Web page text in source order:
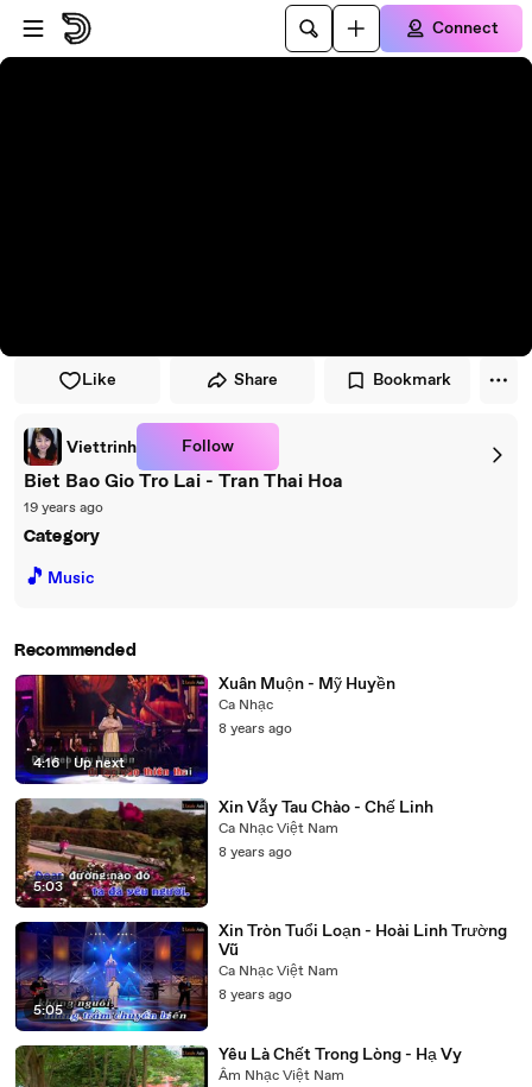
Skip to player
Skip to main content
Connect
Like Share Bookmark
Viettrinh Follow
Biet Bao Gio Tro Lai - Tran Thai Hoa
19 years ago
Category
🎵 Music
Recommended
4:16 | Up next
Xuân Muộn - Mỹ Huyền
Ca Nhạc
8 years ago
5:03
Xin Vẫy Tau Chào - Chế Linh
Ca Nhạc Việt Nam
8 years ago
5:05
Xin Tròn Tuổi Loạn - Hoài Linh Trường
Vũ
Ca Nhạc Việt Nam
8 years ago
Yêu Là Chết Trong Lòng - Hạ Vy
Âm Nhạc Việt Nam